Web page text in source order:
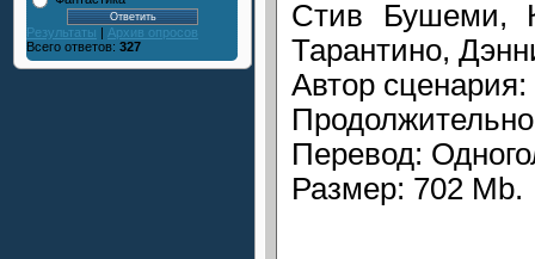
Результаты | Архив опросов
Всего ответов: 327
Стив Бушеми,
Тарантино,
Автор
Перевод:
Размер: 702 Mb.